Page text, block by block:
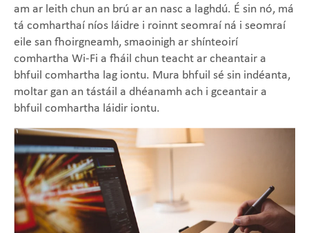
am ar leith chun an brú ar an nasc a laghdú. É sin nó, má
tá comharthaí níos láidre i roinnt seomraí ná i seomraí
eile san fhoirgneamh, smaoinigh ar shínteoirí
comhartha Wi-Fi a fháil chun teacht ar cheantair a
bhfuil comhartha lag iontu. Mura bhfuil sé sin indéanta,
moltar gan an tástáil a dhéanamh ach i gceantair a
bhfuil comhartha láidir iontu.